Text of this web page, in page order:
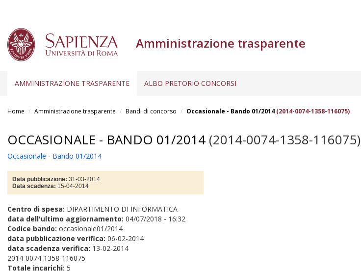
Amministrazione trasparente
AMMINISTRAZIONE TRASPARENTE ALBO PRETORIO CONCORSI
Home Amministrazione trasparente Bandi di concorso Occasionale - Bando 01/2014 (2014-0074-1358-116075)
OCCASIONALE - BANDO 01/2014 (2014-0074-1358-116075)
Occasionale - Bando 01/2014
Data pubblicazione: 31-03-2014
Data scadenza: 15-04-2014
Centro di spesa: DIPARTIMENTO DI INFORMATICA
data dell'ultimo aggiornamento: 04/07/2018 - 16:32
Codice bando: occasionale01/2014
data pubblicazione verifica: 06-02-2014
data scadenza verifica: 13-02-2014
2014-0074-1358-116075
Totale incarichi: 5